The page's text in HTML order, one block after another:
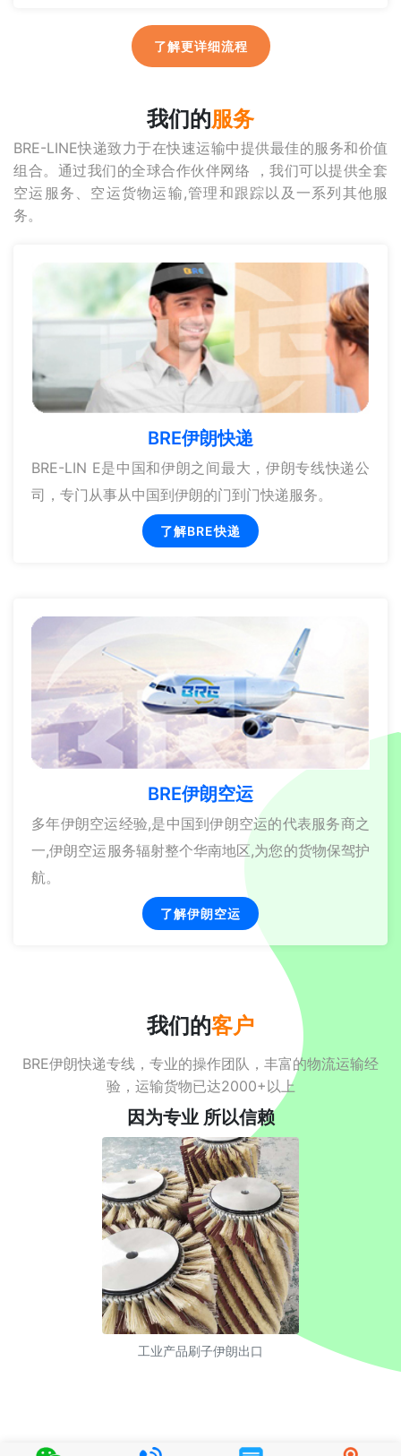
了解更详细流程
我们的服务
BRE-LINE快递致力于在快速运输中提供最佳的服务和价值
组合。通过我们的全球合作伙伴网络 ，我们可以提供全套
空运服务、空运货物运输,管理和跟踪以及一系列其他服
务。
BRE伊朗快递
BRE-LIN E是中国和伊朗之间最大，伊朗专线快递公
司，专门从事从中国到伊朗的门到门快递服务。
了解BRE快递
BRE伊朗空运
多年伊朗空运经验,是中国到伊朗空运的代表服务商之
一,伊朗空运服务辐射整个华南地区,为您的货物保驾护
航。
了解伊朗空运
我们的客户
BRE伊朗快递专线，专业的操作团队，丰富的物流运输经
验，运输货物已达2000+以上
因为专业 所以信赖
工业产品刷子伊朗出口